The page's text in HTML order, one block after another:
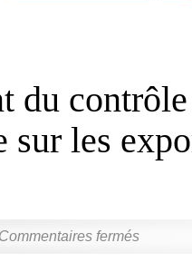
du contrôle
sur les
Commentaires fermés